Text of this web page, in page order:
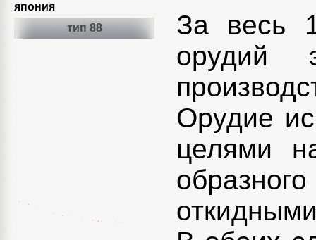
япония
тип 88
За весь
орудий
Орудие
целями